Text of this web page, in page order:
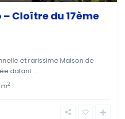
– Cloître du 17ème
et rarissime Maison de
datant ...
2